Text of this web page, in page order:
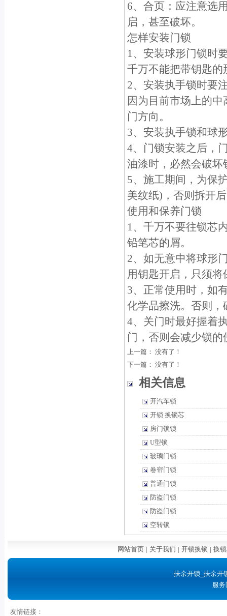
6、合页：应注意选
启，甚至破坏。
怎样安装门锁
1、安装球形门锁时
千万不能把带钥匙
2、安装执手锁时要
因为目前市场上的
门方向。
3、安装执手锁和球
4、门锁安装之后，
油漆时，必然会破坏
5、施工期间，为保
美纹纸)，否则拆开
使用和保养门锁
1、千万不要往锁芯
铅笔芯的屑。
2、如无意中将球形
用钥匙开启，只须
3、正常使用时，如
化学品擦洗。否则
4、关门时最好握着
门，否则会减少锁的
上一篇： 没有了！
下一篇： 没有了！
相关信息
开汽车锁
开锁 换锁芯
房门锁锁
U型锁
玻璃门锁
卷帘门锁
普通门锁
防盗门锁
防盗门锁
空转锁
网站首页 | 关于我们 | 开锁换锁 | 换
扶余开锁_扶余开
服
友情链接：